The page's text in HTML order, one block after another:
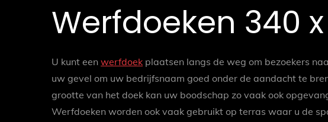
Werfdoeken 340
U kunt een werfdoek plaatsen langs de weg om bezoekers
uw gevel om uw bedrijfsnaam goed onder de aandacht te
grootte van het doek kan uw boodschap zo vaak ook
Werfdoeken worden ook vaak gebruikt op terras waar u de